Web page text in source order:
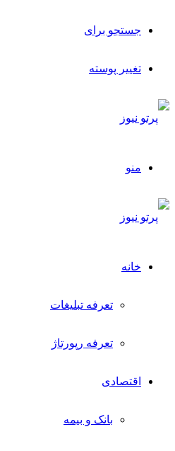
جستجو برای
تغییر پوسته
منو
خانه
تعرفه تبلیغات
تعرفه رپورتاژ
اقتصادی
بانک و بیمه